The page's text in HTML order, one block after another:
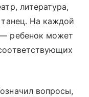
литература,
танец. На каждой
ребенок может
вопросы,